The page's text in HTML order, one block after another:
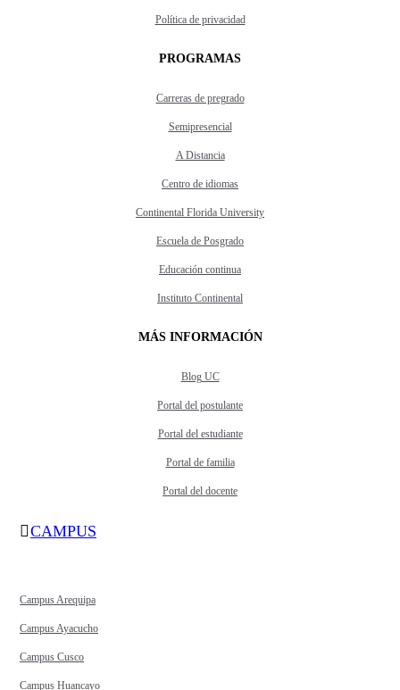
Política de privacidad
PROGRAMAS
Carreras de pregrado
Semipresencial
A Distancia
Centro de idiomas
Continental Florida University
Escuela de Posgrado
Educación continua
Instituto Continental
MÁS INFORMACIÓN
Blog UC
Portal del postulante
Portal del estudiante
Portal de familia
Portal del docente
CAMPUS
Campus Arequipa
Campus Ayacucho
Campus Cusco
Campus Huancayo